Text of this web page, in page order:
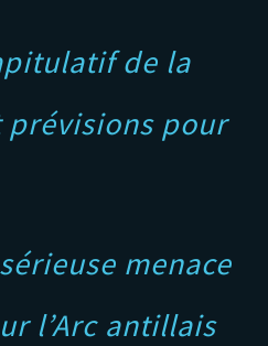
de la
prévisions pour
menace
l’Arc antillais